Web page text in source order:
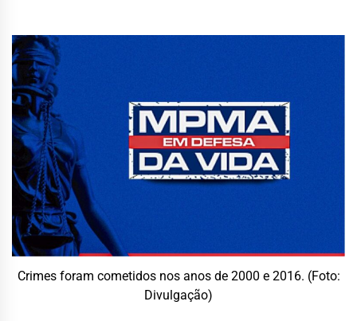
Crimes foram cometidos nos anos de 2000 e 2016. (Foto:
Divulgação)